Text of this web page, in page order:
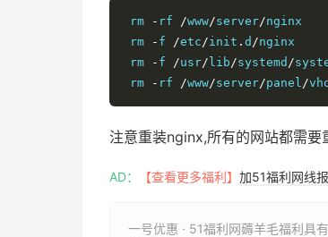
rm
- rf /www/server/nginx
rm
- f /etc/init . d /nginx
rm
- f /usr/ lib/systemd /
rm
- rf /www/server/panel/
注意重装nginx,所有的网站都需
AD： 【查看更多福利】 加51福利网线
一号优惠 · 51福利网薅羊毛福利具